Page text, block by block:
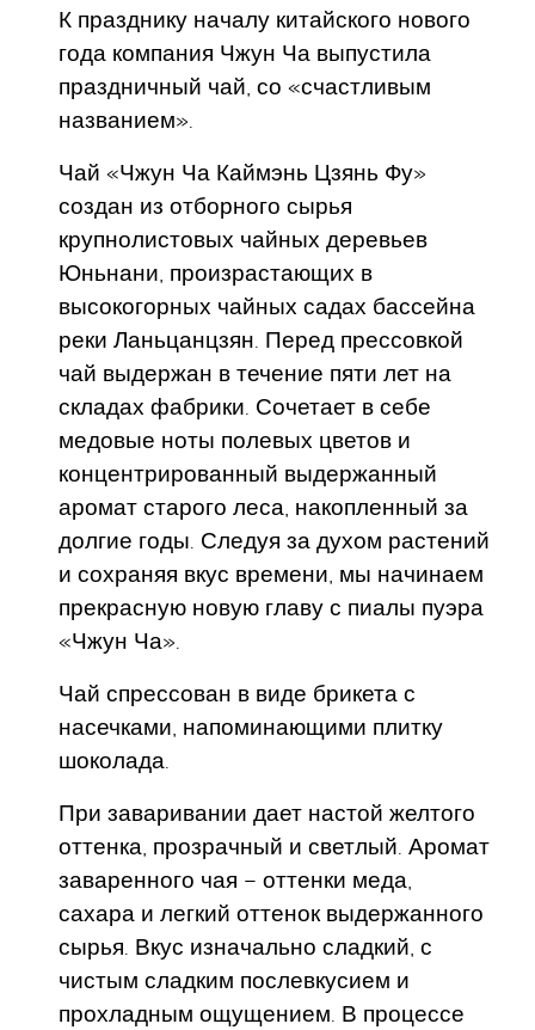
К празднику началу китайского нового
года компания Чжун Ча выпустила
праздничный чай, со «счастливым
названием».
Чай «Чжун Ча Каймэнь Цзянь Фу»
создан из отборного сырья
крупнолистовых чайных деревьев
Юньнани, произрастающих в
высокогорных чайных садах бассейна
реки Ланьцанцзян. Перед прессовкой
чай выдержан в течение пяти лет на
складах фабрики. Сочетает в себе
медовые ноты полевых цветов и
концентрированный выдержанный
аромат старого леса, накопленный за
долгие годы. Следуя за духом растений
и сохраняя вкус времени, мы начинаем
прекрасную новую главу с пиалы пуэра
«Чжун Ча».
Чай спрессован в виде брикета с
насечками, напоминающими плитку
шоколада.
При заваривании дает настой желтого
оттенка, прозрачный и светлый. Аромат
заваренного чая – оттенки меда,
сахара и легкий оттенок выдержанного
сырья. Вкус изначально сладкий, с
чистым сладким послевкусием и
прохладным ощущением. В процессе